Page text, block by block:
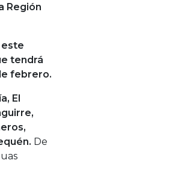
Región
este
tendrá
febrero.
El
De